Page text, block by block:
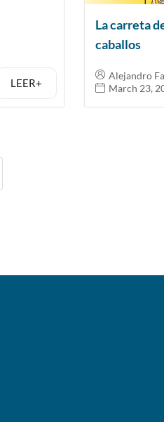
LEER+
La carreta
caballos
Alejandro
March 23,